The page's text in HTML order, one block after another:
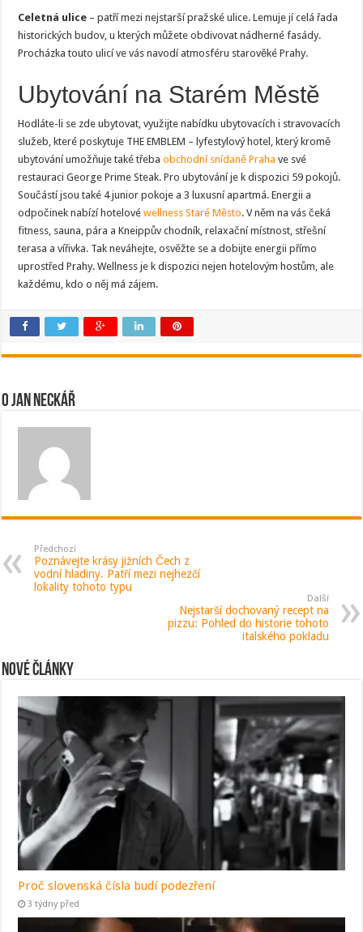
Celetná ulice – patří mezi nejstarší pražské ulice. Lemuje jí celá řada
historických budov, u kterých můžete obdivovat nádherné fasády.
Procházka touto ulicí ve vás navodí atmosféru starověké Prahy.
Ubytování na Starém Městě
Hodláte-li se zde ubytovat, využijte nabídku ubytovacích i stravovacích
služeb, které poskytuje THE EMBLEM – lyfestylový hotel, který kromě
ubytování umožňuje také třebaobchodní snídaně Praha ve své
restauraci George Prime Steak. Pro ubytování je k dispozici 59 pokojů.
Součástí jsou také 4 junior pokoje a 3 luxusní apartmá. Energii a
odpočinek nabízí hotelovéwellness Staré Město. V něm na vás čeká
fitness, sauna, pára a Kneippův chodník, relaxační místnost, střešní
terasa a vířivka. Tak neváhejte, osvěžte se a dobijte energii přímo
uprostřed Prahy. Wellness je k dispozici nejen hotelovým hostům, ale
každému, kdo o něj má zájem.
O Jan Neckář
Předchozí
Poznávejte krásy jižních Čech z
vodní hladiny. Patří mezi nejhezčí
lokality tohoto typu
Další
Nejstarší dochovaný recept na
pizzu: Pohled do historie tohoto
italského pokladu
Nové články
Proč slovenská čísla budí podezření
3 týdny před